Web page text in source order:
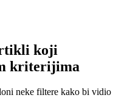
koji
kriterijima
neke filtere kako bi vidio